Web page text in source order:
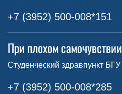
+7 (3952) 500-008*151
При плохом самочувствии
Студенческий здравпункт БГУ
+7 (3952) 500-008*285